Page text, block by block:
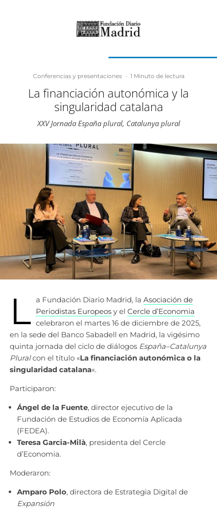
Conferencias y presentaciones · 1 Minuto de lectura
La financiación autonómica y la
singularidad catalana
XXV Jornada España plural, Catalunya plural
L a Fundación Diario Madrid, la Asociación de
Periodistas Europeos y el Cercle d’Economia
celebraron el martes 16 de diciembre de 2025,
en la sede del Banco Sabadell en Madrid, la vigésimo
quinta jornada del ciclo de diálogos España–Catalunya
Pluralcon el título «La financiación autonómica o la
singularidad catalana«.
Participaron:
Ángel de la Fuente, director ejecutivo de la
Fundación de Estudios de Economía Aplicada
(FEDEA).
Teresa Garcia-Milà, presidenta del Cercle
d’Economia.
Moderaron:
Amparo Polo, directora de Estrategia Digital de
Expansión